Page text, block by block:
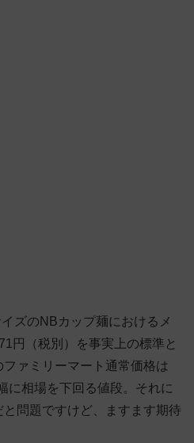
ズのNBカップ麺におけるメ
円（税別）を事実上の標準と
ァミリーマート通常価格は
に相場を下回る値段。それに
問題ですけど、ますます期待